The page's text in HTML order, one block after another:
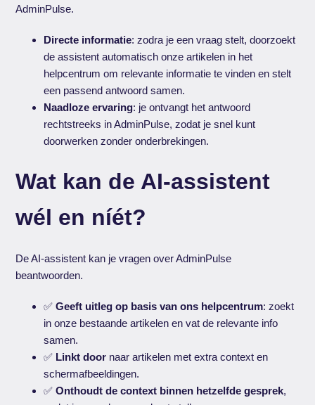
AdminPulse.
Directe informatie: zodra je een vraag stelt, doorzoekt
de assistent automatisch onze artikelen in het
helpcentrum om relevante informatie te vinden en stelt
een passend antwoord samen.
Naadloze ervaring: je ontvangt het antwoord
rechtstreeks in AdminPulse, zodat je snel kunt
doorwerken zonder onderbrekingen.
Wat kan de AI-assistent
wél en níét?
De AI-assistent kan je vragen over AdminPulse
beantwoorden.
✅Geeft uitleg op basis van ons helpcentrum: zoekt
in onze bestaande artikelen en vat de relevante info
samen.
✅ Linkt door naar artikelen met extra context en
schermafbeeldingen.
✅Onthoudt de context binnen hetzelfde gesprek,